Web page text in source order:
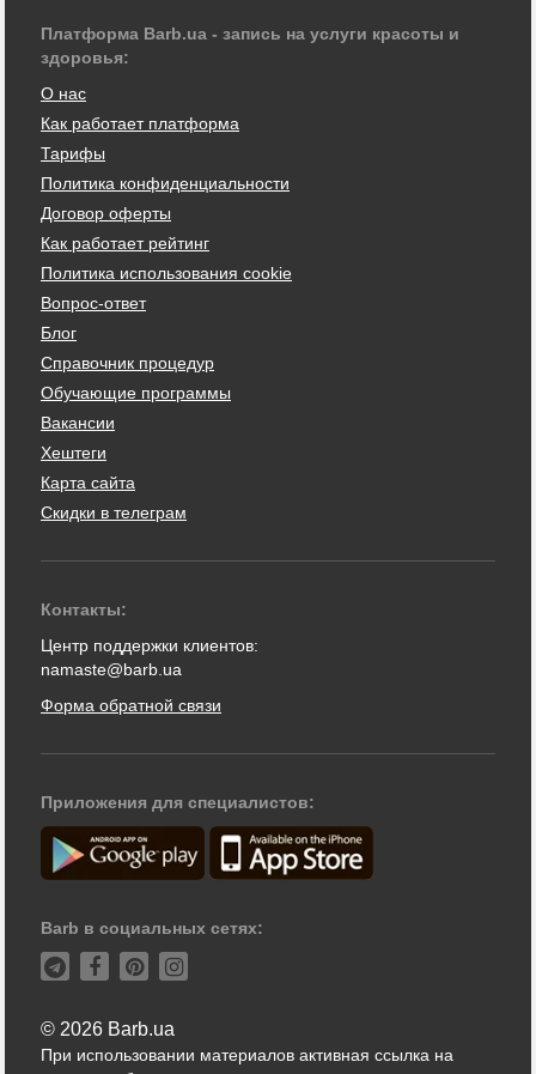
Платформа Barb.ua - запись на услуги красоты и
здоровья:
О нас
Как работает платформа
Тарифы
Политика конфиденциальности
Договор оферты
Как работает рейтинг
Политика использования cookie
Вопрос-ответ
Блог
Справочник процедур
Обучающие программы
Вакансии
Хештеги
Карта сайта
Скидки в телеграм
Контакты:
Центр поддержки клиентов:
namaste@barb.ua
Форма обратной связи
Приложения для специалистов:
Barb в социальных сетях:
© 2026 Barb.ua
При использовании материалов активная ссылка на